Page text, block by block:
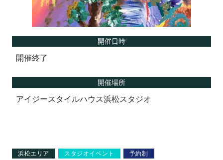
開催日時
開催終了
開催場所
アイジースタイルハウス浜松スタジオ
浜松エリア スタジオイベント 予約制